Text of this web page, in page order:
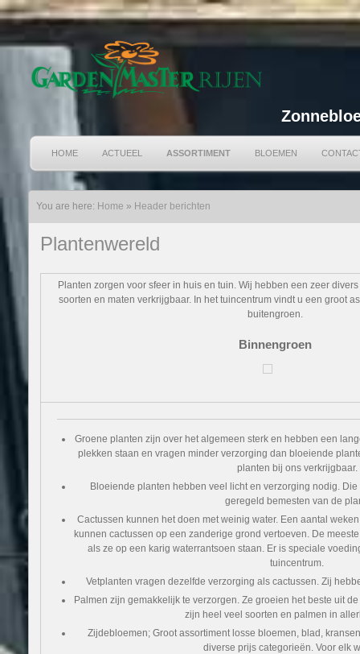
HOME ACTUEEL ASSORTIMENT BLOEMEN
You are here: Home » Header berichten
Plantenwereld
Planten zorgen voor sfeer in huis en tuin. Wij hebben een zeer
soorten en maten verkrijgbaar. In het tuincentrum vindt u een groot
buitengroen.
Binnengroen
Groene planten zijn over het algemeen sterk en hebben een
plekken staan en vragen minder verzorging dan bloeiende
planten bij ons verkrijgbaar.
Bloeiende planten hebben veel licht en verzorging nodig.
geregeld bemesten van de
Cactussen kunnen het doen met weinig water. Een aantal
kunnen cactussen op een zanderige grond vertoeven. De
als ze op een karig waterrantsoen staan. Er is speciale
tuincentrum.
Vetplanten vragen dezelfde verzorging als cactussen. Zij
Palmen zijn gemakkelijk te verzorgen. Ze groeien het beste uit
zijn heel veel soorten en palmen in
Zijdebloemen; Groot assortiment losse bloemen, blad,
diverse prijs categorieën. Voor elk